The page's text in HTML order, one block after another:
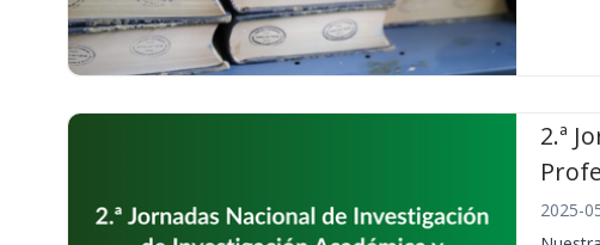
2.ª
2025-